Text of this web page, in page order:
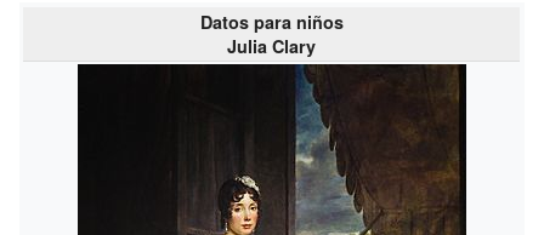
Datos para niños
Julia Clary